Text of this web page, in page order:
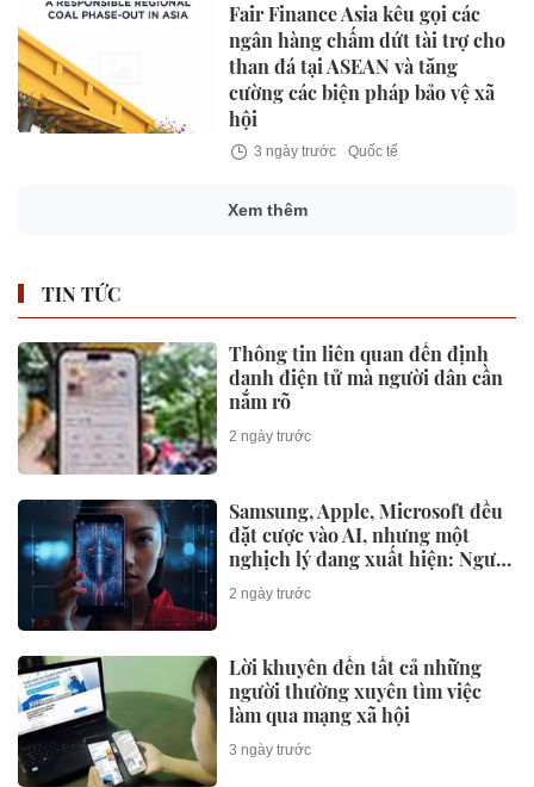
Fair Finance Asia kêu gọi các
ngân hàng chấm dứt tài trợ cho
than đá tại ASEAN và tăng
cường các biện pháp bảo vệ xã
hội
3 ngày trước Quốc tế
Xem thêm
TIN TỨC
Thông tin liên quan đến định
danh điện tử mà người dân cần
nắm rõ
2 ngày trước
Samsung, Apple, Microsoft đều
đặt cược vào AI, nhưng một
nghịch lý đang xuất hiện: Người
mua không phải lúc nào cũng
dùng
2 ngày trước
Lời khuyên đến tất cả những
người thường xuyên tìm việc
làm qua mạng xã hội
3 ngày trước